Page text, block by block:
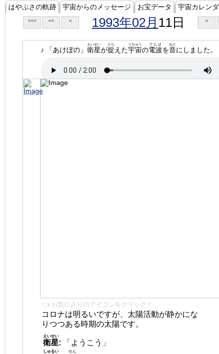
はやぶさの軌跡 宇宙からのメッセージ お宝データ 宇宙カレン
<<< << < 1993年02月 11日 >
♪ 「あけぼの」 衛星
えいせい
が捉
とら
えた宇宙
うちゅう
の電波
でんぱ
を音
おと
にしました。
👈 お気に入りのアイコンをクリック！
コロナは明るいですが、太陽活動が静かにな
りつつある時期の太陽です。
衛星
えいせい
:
「ようこう」
しゅるい せん